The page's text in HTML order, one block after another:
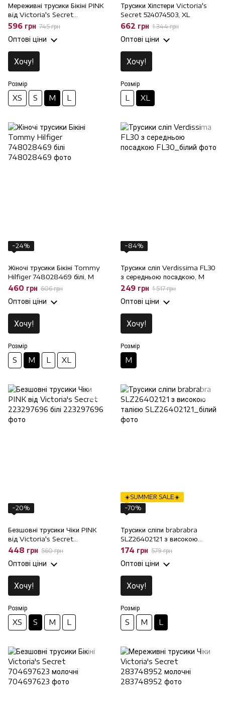
Мереживні трусики Бікіні PINK
від Victoria's Secret
833161699 молочні, M
596 грн 745 грн
Оптові ціни
Хочу!
Розмір
XS S M L
Трусики Хіпстери Victoria's
Secret 524074503, XL
662 грн 1 344 грн
Оптові ціни
Хочу!
Розмір
L XL
−24%
Жіночі трусики Бікіні Tommy
Hilfiger 748028469 білі, M
460 грн 606 грн
Оптові ціни
Хочу!
Розмір
S M L XL
−84%
Трусики сліп Verdissima FL30
з середньою посадкою, M
249 грн 1 517 грн
Оптові ціни
Хочу!
Розмір
M
−20%
Безшовні трусики Чіки PINK
від Victoria's Secret
223297696 білі, S
448 грн 560 грн
Оптові ціни
Хочу!
Розмір
XS S M L
☀️SUMMER SALE☀️
−70%
Трусики сліпи brabrabra
SLZ26402121 з високою
талією, L
174 грн 579 грн
Оптові ціни
Хочу!
Розмір
S M L